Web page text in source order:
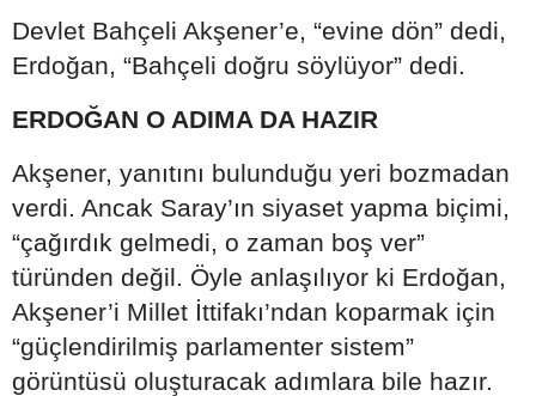
Devlet Bahçeli Akşener’e, “evine dön” dedi,
Erdoğan, “Bahçeli doğru söylüyor” dedi.
ERDOĞAN O ADIMA DA HAZIR
Akşener, yanıtını bulunduğu yeri bozmadan
verdi. Ancak Saray’ın siyaset yapma biçimi,
“çağırdık gelmedi, o zaman boş ver”
türünden değil. Öyle anlaşılıyor ki Erdoğan,
Akşener’i Millet İttifakı’ndan koparmak için
“güçlendirilmiş parlamenter sistem”
görüntüsü oluşturacak adımlara bile hazır.